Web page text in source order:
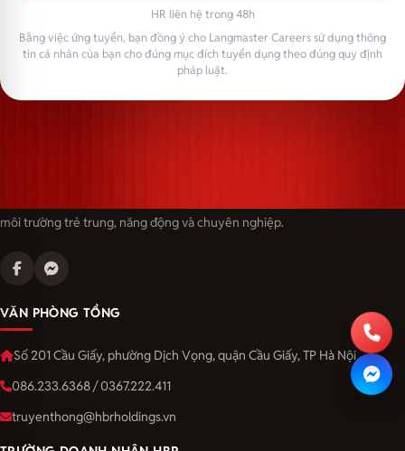
HR liên hệ trong 48h
Bằng việc ứng tuyển, bạn đồng ý cho Langmaster Careers sử dụng thông
tin cá nhân của bạn cho đúng mục đích tuyển dụng theo đúng quy định
pháp luật.
môi trường trẻ trung, năng động và chuyên nghiệp.
VĂN PHÒNG TỔNG
Số 201 Cầu Giấy, phường Dịch Vọng, quận Cầu Giấy, TP Hà Nội
086.233.6368 / 0367.222.411
truyenthong@hbrholdings.vn